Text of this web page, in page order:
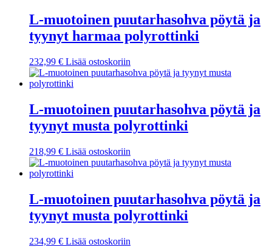
L-muotoinen puutarhasohva pöytä ja
tyynyt harmaa polyrottinki
232,99 € Lisää ostoskoriin
L-muotoinen puutarhasohva pöytä ja
tyynyt musta polyrottinki
218,99 € Lisää ostoskoriin
L-muotoinen puutarhasohva pöytä ja
tyynyt musta polyrottinki
234,99 € Lisää ostoskoriin